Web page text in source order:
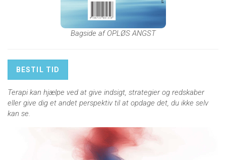
Bagside af OPLØS ANGST
BESTIL TID
Terapi kan hjælpe ved at give indsigt, strategier og redskaber
eller give dig et andet perspektiv til at opdage det, du ikke selv
kan se.